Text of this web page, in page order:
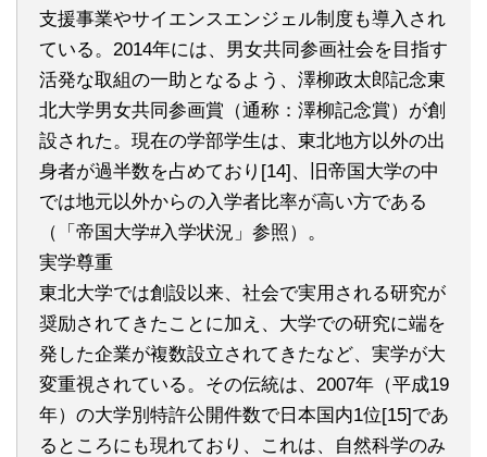
支援事業やサイエンスエンジェル制度も導入され
ている。2014年には、男女共同参画社会を目指す
活発な取組の一助となるよう、澤柳政太郎記念東
北大学男女共同参画賞（通称：澤柳記念賞）が創
設された。現在の学部学生は、東北地方以外の出
身者が過半数を占めており[14]、旧帝国大学の中
では地元以外からの入学者比率が高い方である
（「帝国大学#入学状況」参照）。
実学尊重
東北大学では創設以来、社会で実用される研究が
奨励されてきたことに加え、大学での研究に端を
発した企業が複数設立されてきたなど、実学が大
変重視されている。その伝統は、2007年（平成19
年）の大学別特許公開件数で日本国内1位[15]であ
るところにも現れており、これは、自然科学のみ